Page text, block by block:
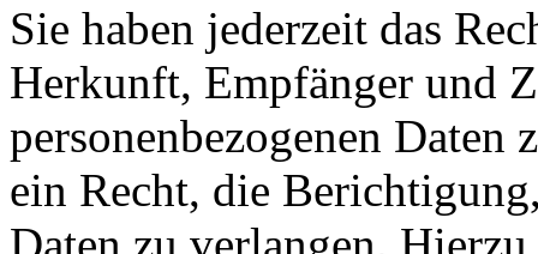
Sie haben jederzeit das
Herkunft, Empfänger und
personenbezogenen Daten
ein Recht, die
Daten zu verlangen.